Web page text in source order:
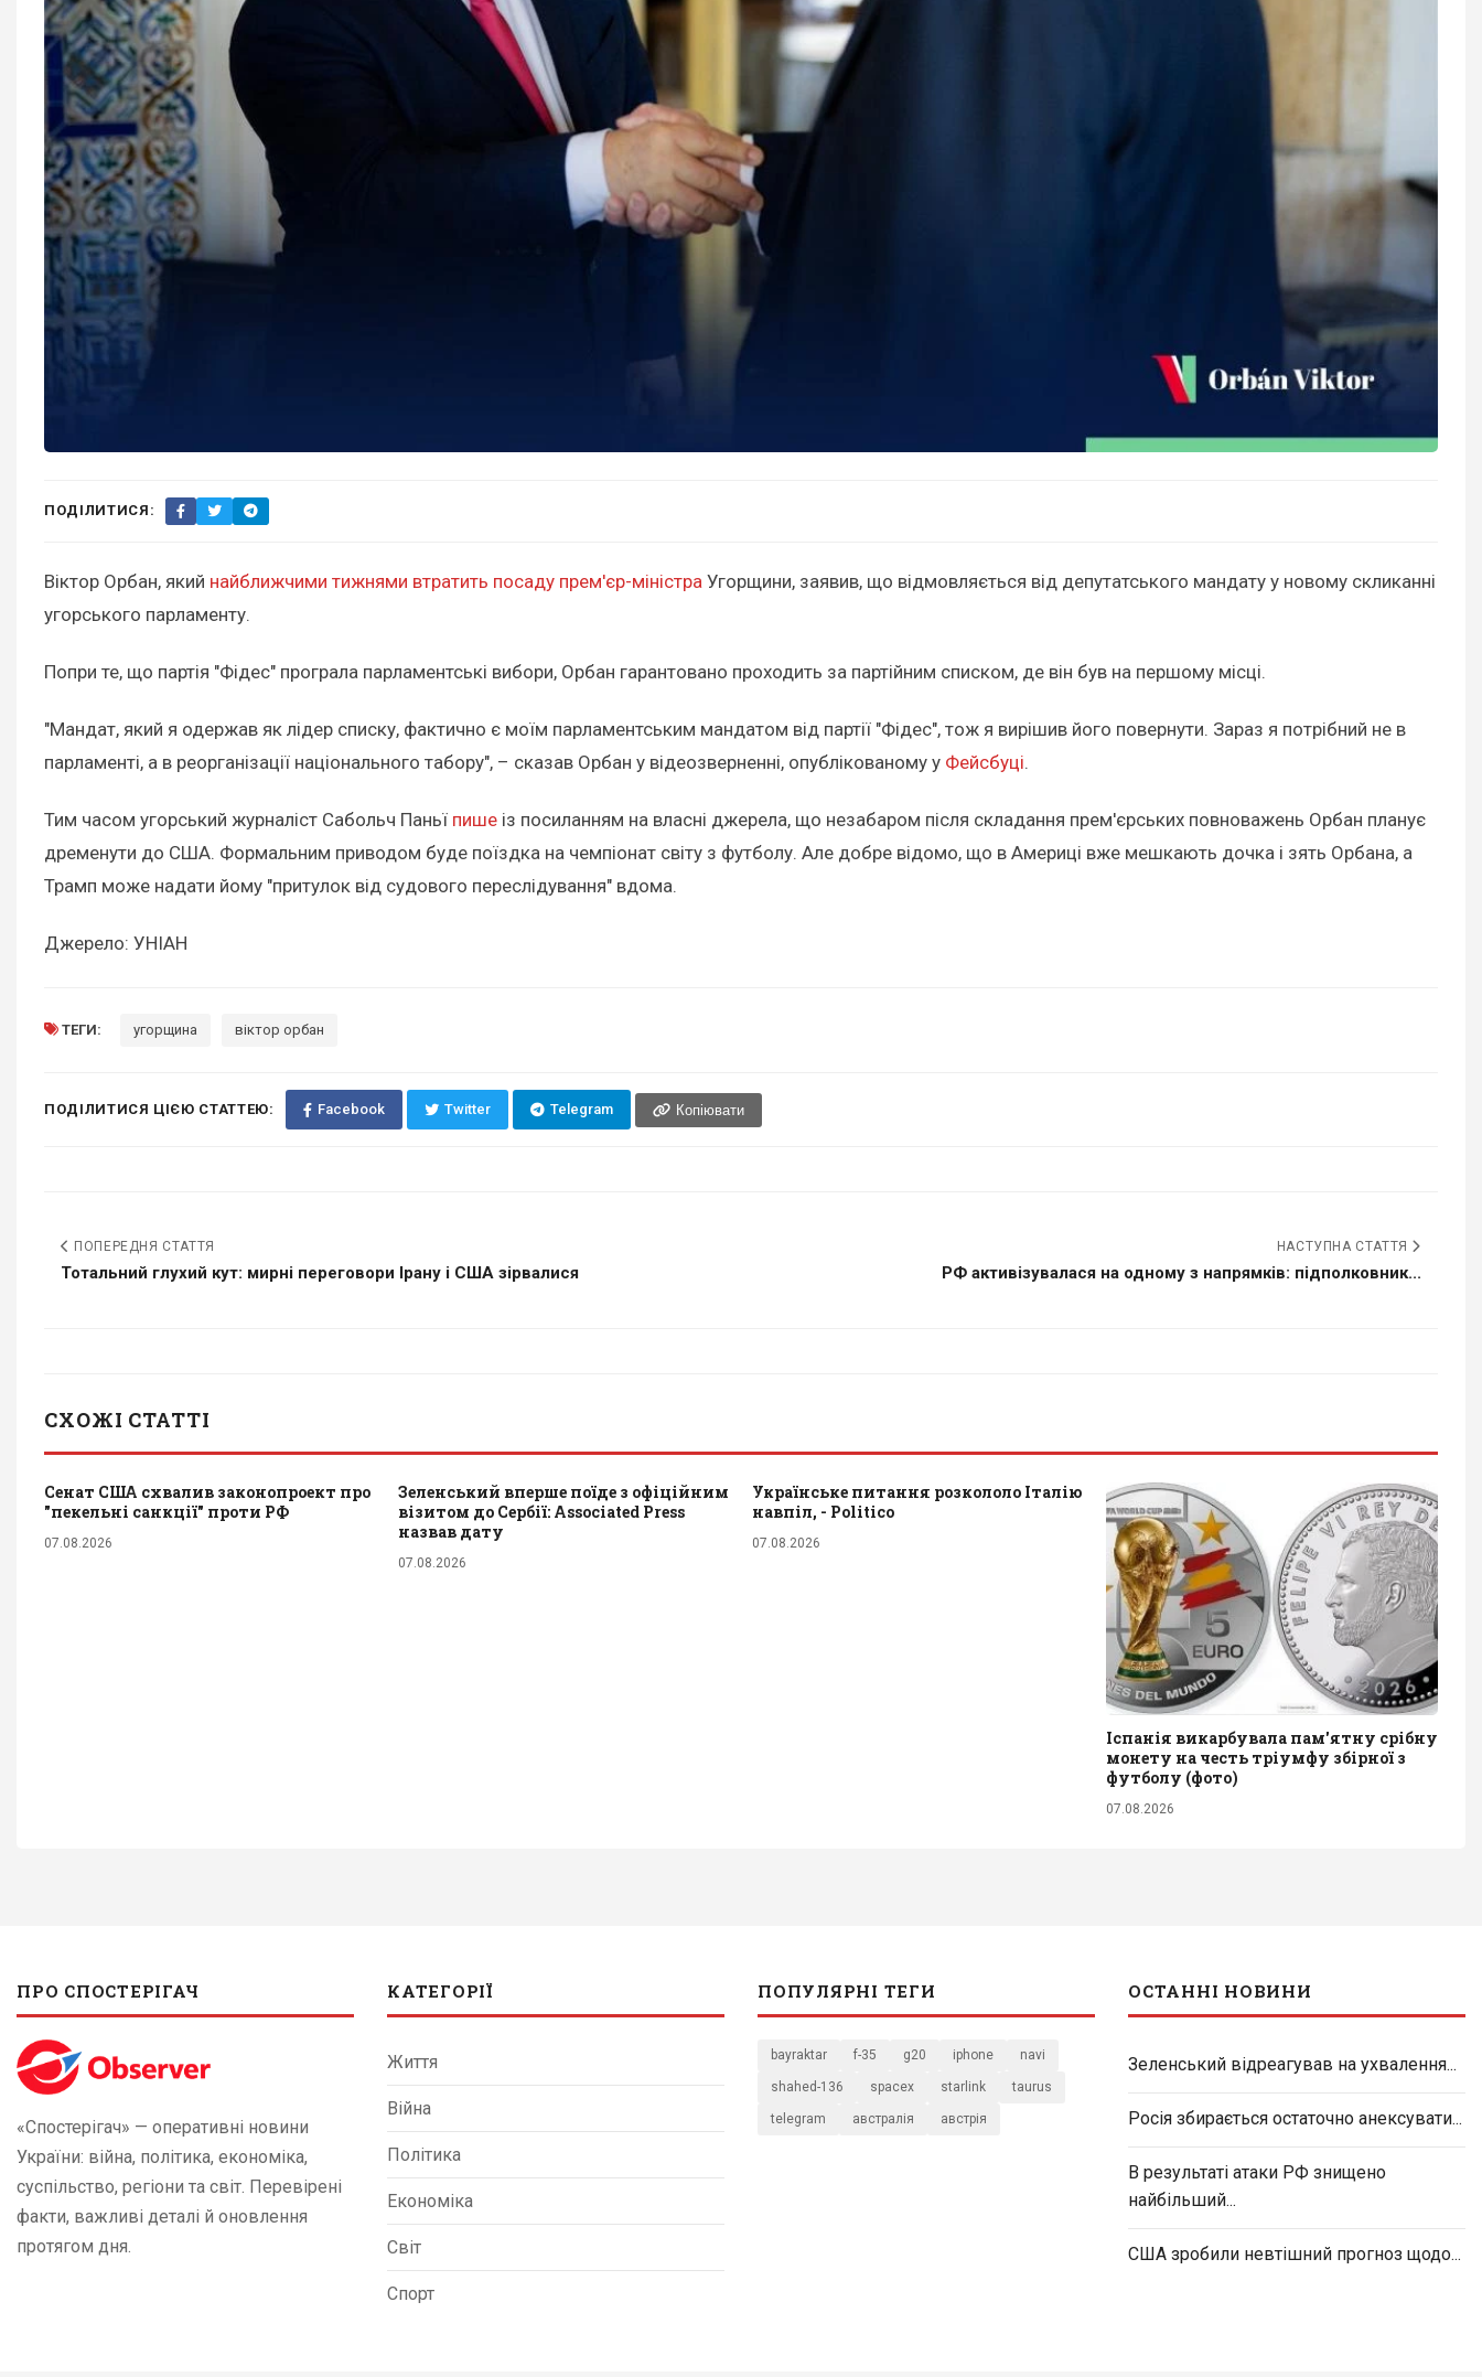
ПОДІЛИТИСЯ:
Віктор Орбан, який найближчими тижнями втратить посаду прем'єр-міністра Угорщини, заявив, що відмовляється від депутатського мандату у новому скликанні
угорського парламенту.
Попри те, що партія "Фідес" програла парламентські вибори, Орбан гарантовано проходить за партійним списком, де він був на першому місці.
"Мандат, який я одержав як лідер списку, фактично є моїм парламентським мандатом від партії "Фідес", тож я вирішив його повернути. Зараз я потрібний не в
парламенті, а в реорганізації національного табору", – сказав Орбан у відеозверненні, опублікованому у Фейсбуці.
Тим часом угорський журналіст Сабольч Паньї пише із посиланням на власні джерела, що незабаром після складання прем'єрських повноважень Орбан планує
дременути до США. Формальним приводом буде поїздка на чемпіонат світу з футболу. Але добре відомо, що в Америці вже мешкають дочка і зять Орбана, а
Трамп може надати йому "притулок від судового переслідування" вдома.
Джерело: УНІАН
ТЕГИ: угорщина віктор орбан
ПОДІЛИТИСЯ ЦІЄЮ СТАТТЕЮ: Facebook Twitter Telegram Копіювати
ПОПЕРЕДНЯ СТАТТЯ
Тотальний глухий кут: мирні переговори Ірану і США зірвалися
НАСТУПНА СТАТТЯ
РФ активізувалася на одному з напрямків: підполковник...
СХОЖІ СТАТТІ
Сенат США схвалив законопроект про
"пекельні санкції" проти РФ
07.08.2026
Зеленський вперше поїде з офіційним
візитом до Сербії: Associated Press
назвав дату
07.08.2026
Українське питання розкололо Італію
навпіл, - Politico
07.08.2026
Іспанія викарбувала пам'ятну срібну
монету на честь тріумфу збірної з
футболу (фото)
07.08.2026
ПРО СПОСТЕРІГАЧ
«Спостерігач» — оперативні новини
України: війна, політика, економіка,
суспільство, регіони та світ. Перевірені
факти, важливі деталі й оновлення
протягом дня.
КАТЕГОРІЇ
Життя
Війна
Політика
Економіка
Світ
Спорт
ПОПУЛЯРНІ ТЕГИ
bayraktar f-35 g20 iphone navi
shahed-136 spacex starlink taurus
telegram австралія австрія
ОСТАННІ НОВИНИ
Зеленський відреагував на ухвалення...
Росія збирається остаточно анексувати...
В результаті атаки РФ знищено
найбільший...
США зробили невтішний прогноз щодо...